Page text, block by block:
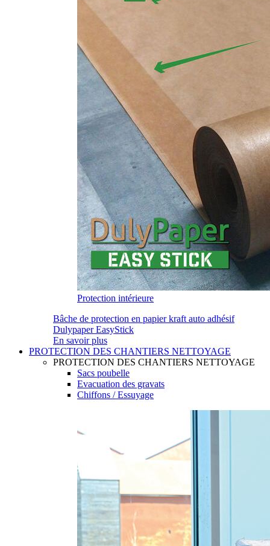
Protection intérieure
Bâche de protection en papier kraft auto adhésif
Dulypaper EasyStick
En savoir plus
PROTECTION DES CHANTIERS NETTOYAGE
PROTECTION DES CHANTIERS NETTOYAGE
Sacs poubelle
Evacuation des gravats
Chiffons / Essuyage